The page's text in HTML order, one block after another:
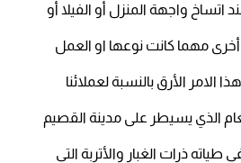
اتساخ واجهة المنزل أو الفيلا أو
مهما كانت نوعها او العمل
الأرق بالنسبة لعملائنا
الذي يسيطر على مدينة القصيم
ذرات الغبار والأتربة التي